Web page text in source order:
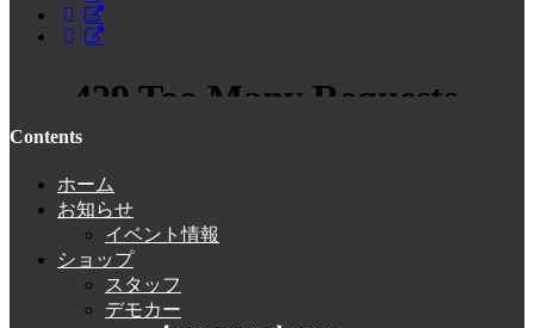
Contents
ホーム
お知らせ
イベント情報
ショップ
スタッフ
デモカー